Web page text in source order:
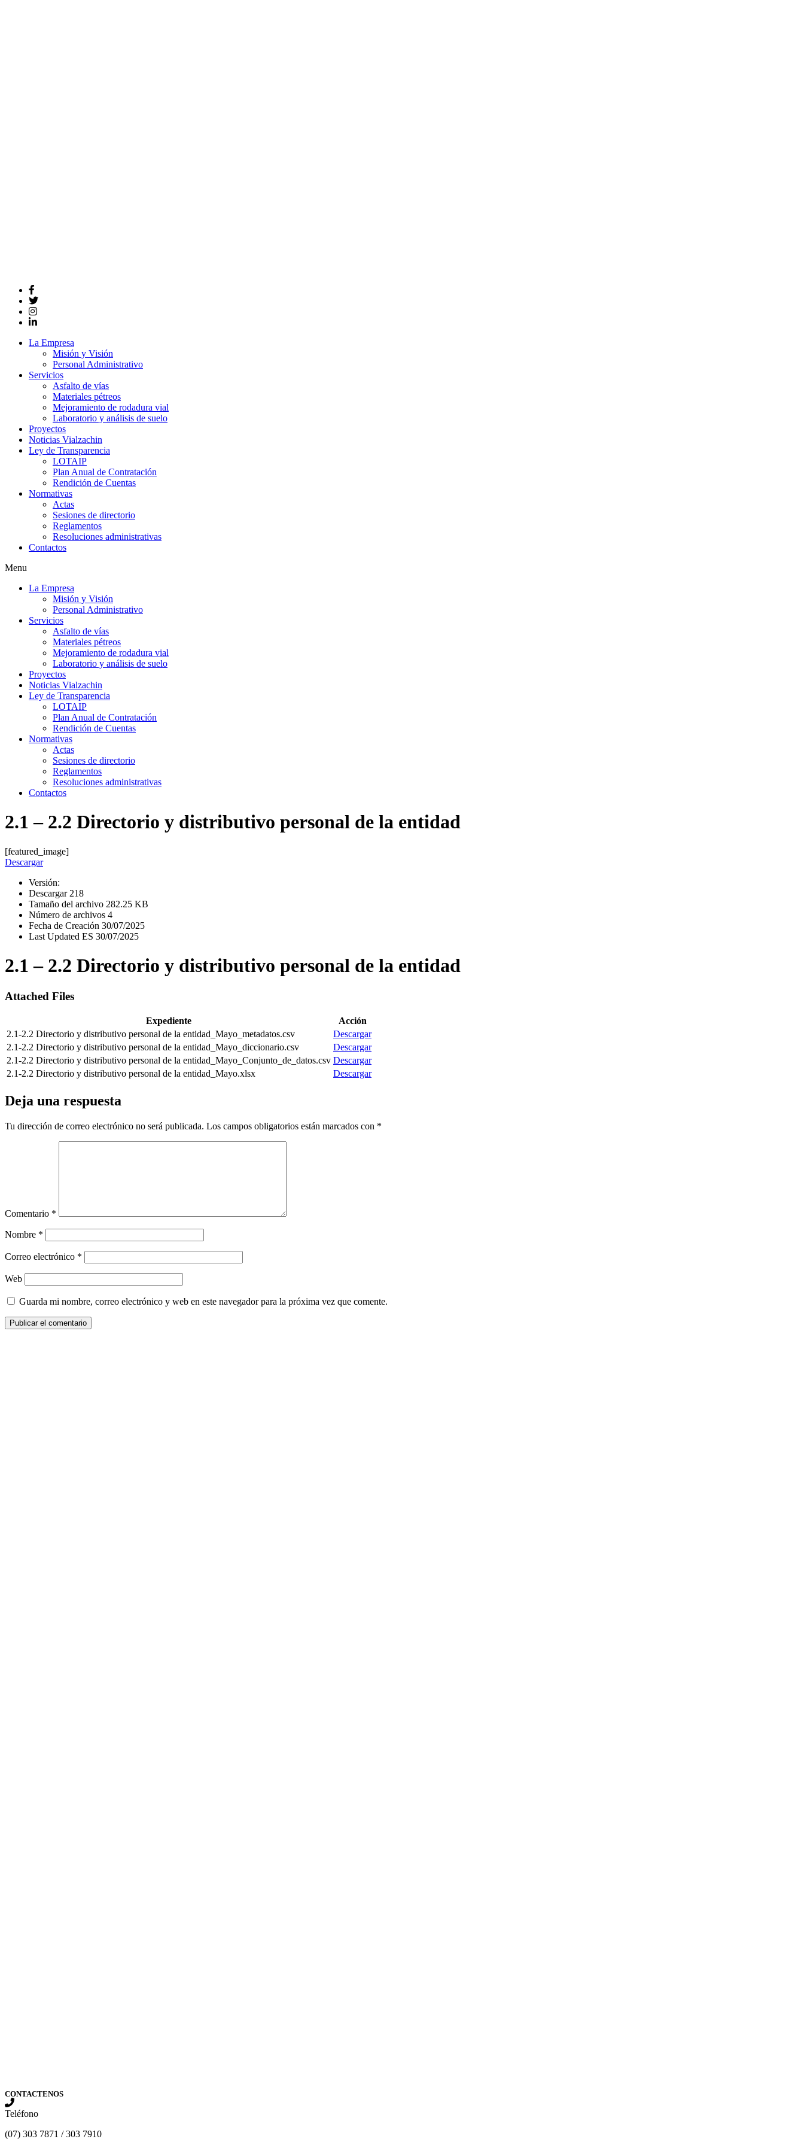
La Empresa
Misión y Visión
Personal Administrativo
Servicios
Asfalto de vías
Materiales pétreos
Mejoramiento de rodadura vial
Laboratorio y análisis de suelo
Proyectos
Noticias Vialzachin
Ley de Transparencia
LOTAIP
Plan Anual de Contratación
Rendición de Cuentas
Normativas
Actas
Sesiones de directorio
Reglamentos
Resoluciones administrativas
Contactos
Menu
La Empresa
Misión y Visión
Personal Administrativo
Servicios
Asfalto de vías
Materiales pétreos
Mejoramiento de rodadura vial
Laboratorio y análisis de suelo
Proyectos
Noticias Vialzachin
Ley de Transparencia
LOTAIP
Plan Anual de Contratación
Rendición de Cuentas
Normativas
Actas
Sesiones de directorio
Reglamentos
Resoluciones administrativas
Contactos
2.1 – 2.2 Directorio y distributivo personal de la entidad
[featured_image]
Descargar
Versión:
Descargar 218
Tamaño del archivo 282.25 KB
Número de archivos 4
Fecha de Creación 30/07/2025
Last Updated ES 30/07/2025
2.1 – 2.2 Directorio y distributivo personal de la entidad
Attached Files
Expediente
Acción
2.1-2.2 Directorio y distributivo personal de la entidad_Mayo_metadatos.csv
Descargar
2.1-2.2 Directorio y distributivo personal de la entidad_Mayo_diccionario.csv
Descargar
2.1-2.2 Directorio y distributivo personal de la entidad_Mayo_Conjunto_de_datos.csv Descargar
2.1-2.2 Directorio y distributivo personal de la entidad_Mayo.xlsx
Descargar
Deja una respuesta
Tu dirección de correo electrónico no será publicada. Los campos obligatorios están marcados con *
Comentario *
Nombre *
Correo electrónico *
Web
Guarda mi nombre, correo electrónico y web en este navegador para la próxima vez que comente.
CONTACTENOS
Teléfono
(07) 303 7871 / 303 7910